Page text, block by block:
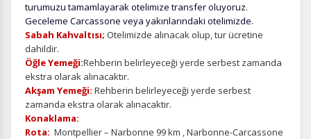
turumuzu tamamlayarak otelimize transfer oluyoruz.
Geceleme Carcassone veya yakınlarındaki otelimizde.
Sabah Kahvaltısı; Otelimizde alınacak olup, tur ücretine
dahildir.
Öğle Yemeği:Rehberin belirleyeceği yerde serbest zamanda
ekstra olarak alınacaktır.
Akşam Yemeği: Rehberin belirleyeceği yerde serbest
zamanda ekstra olarak alınacaktır.
Konaklama:
Rota: Montpellier – Narbonne 99 km , Narbonne-Carcassone